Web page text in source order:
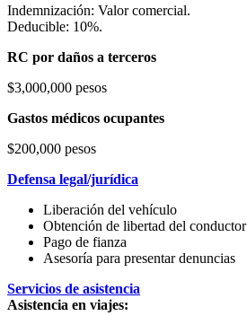
Indemnización: Valor comercial.
Deducible: 10%.
RC por daños a terceros
$3,000,000 pesos
Gastos médicos ocupantes
$200,000 pesos
Defensa legal/jurídica
Liberación del vehículo
Obtención de libertad del conductor
Pago de fianza
Asesoría para presentar denuncias
Servicios de asistencia
Asistencia en viajes: